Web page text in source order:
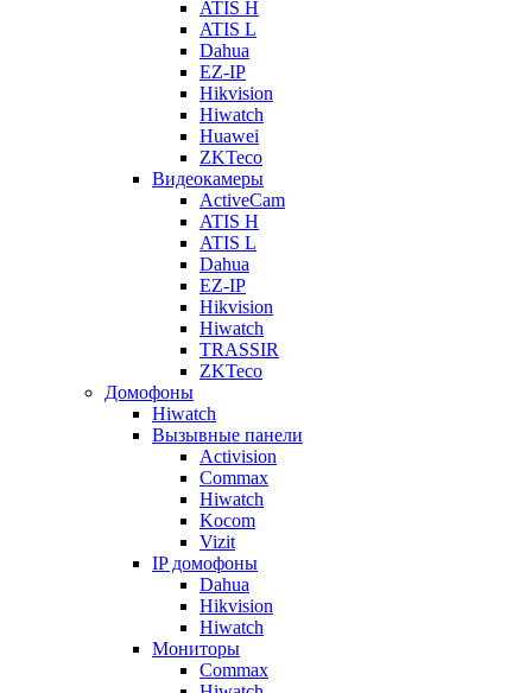
ATIS H
ATIS L
Dahua
EZ-IP
Hikvision
Hiwatch
Huawei
ZKTeco
Видеокамеры
ActiveCam
ATIS H
ATIS L
Dahua
EZ-IP
Hikvision
Hiwatch
TRASSIR
ZKTeco
Домофоны
Hiwatch
Вызывные панели
Activision
Commax
Hiwatch
Kocom
Vizit
IP домофоны
Dahua
Hikvision
Hiwatch
Мониторы
Commax